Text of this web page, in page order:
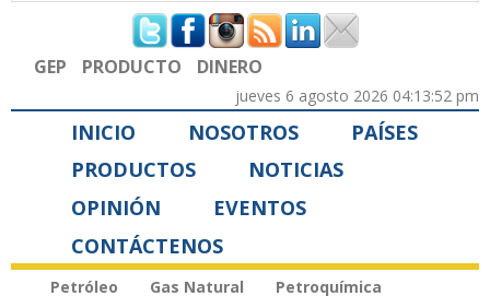
Formulario de búsqueda
GEP PRODUCTO DINERO
jueves 6 agosto 2026 04:13:52 pm
INICIO NOSOTROS
PAÍSES
PRODUCTOS
NOTICIAS
OPINIÓN
EVENTOS
CONTÁCTENOS
Petróleo Gas Natural
Petroquímica